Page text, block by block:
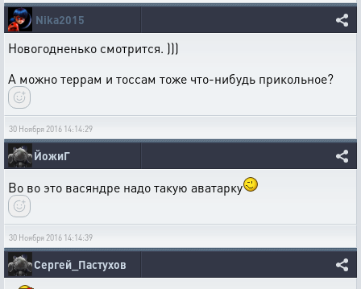
Nika2015
Новогодненько смотрится. )))
А можно террам и тоссам тоже что-нибудь прикольное?
30 Ноября 2016 14:14:29
ЙожиГ
Во во это васяндре надо такую аватарку
30 Ноября 2016 14:14:39
Сергей_Пастухов